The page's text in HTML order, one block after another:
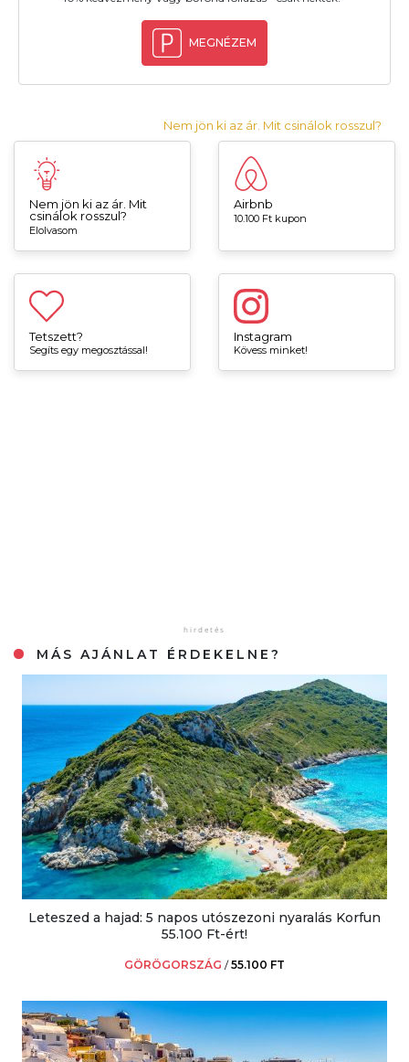
MEGNÉZEM
Nem jön ki az ár. Mit csinálok rosszul?
Nem jön ki az ár. Mit
csinálok rosszul?
Elolvasom
Airbnb
10.100 Ft kupon
Tetszett?
Segíts egy megosztással!
Instagram
Kövess minket!
MÁS AJÁNLAT ÉRDEKELNE?
Leteszed a hajad: 5 napos utószezoni nyaralás Korfun
55.100 Ft-ért!
GÖRÖGORSZÁG /55.100 FT